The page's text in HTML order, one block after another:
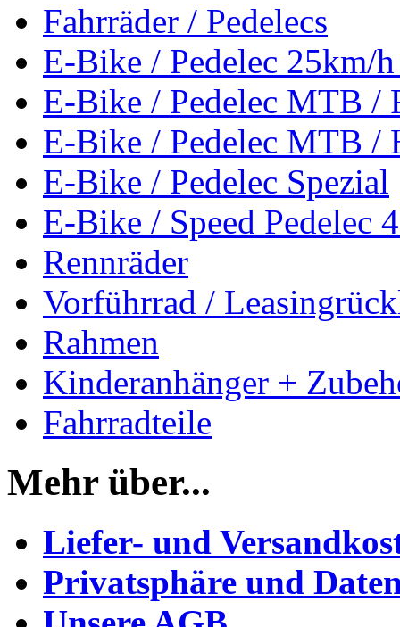
Fahrräder / Pedelecs
E-Bike / Pedelec 25km/
E-Bike / Pedelec MTB /
E-Bike / Pedelec MTB /
E-Bike / Pedelec Spezial
E-Bike / Speed Pedelec
Rennräder
Vorführrad /
Rahmen
Kinderanhänger +
Fahrradteile
Mehr über...
Liefer- und
Privatsphäre und